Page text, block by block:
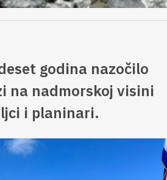
godina nazočilo
na nadmorskoj visini
i planinari.